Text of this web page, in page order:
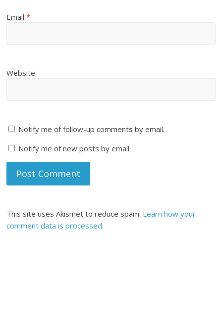
Email*
Website
Notify me of follow-up comments by email.
Notify me of new posts by email.
This site uses Akismet to reduce spam. Learn how your
comment data is processed.